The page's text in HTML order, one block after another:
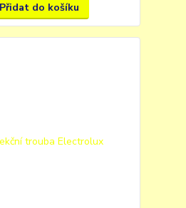
Přidat do košíku